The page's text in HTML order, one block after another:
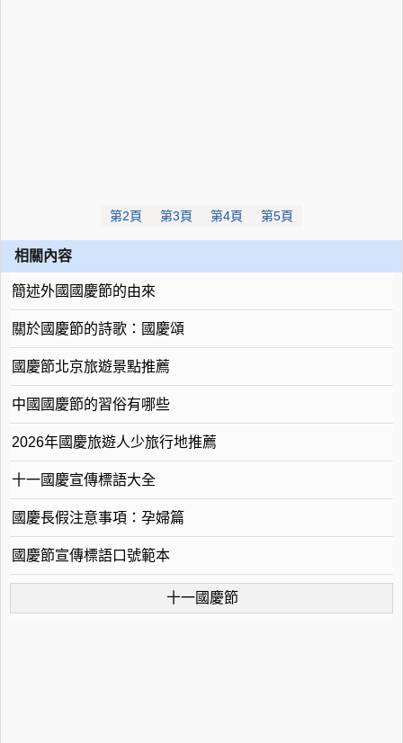
第2頁 第3頁 第4頁 第5頁
相關內容
簡述外國國慶節的由來
關於國慶節的詩歌：國慶頌
國慶節北京旅遊景點推薦
中國國慶節的習俗有哪些
2026年國慶旅遊人少旅行地推薦
十一國慶宣傳標語大全
國慶長假注意事項：孕婦篇
國慶節宣傳標語口號範本
十一國慶節